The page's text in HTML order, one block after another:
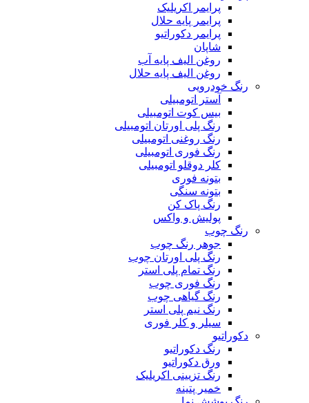
پرایمر اکریلیک
پرایمر پایه حلال
پرایمر دکوراتیو
شاپان
روغن الیف پایه آب
روغن الیف پایه حلال
رنگ خودرویی
آستر اتومبیلی
بیس کوت اتومبیلی
رنگ پلی اورتان اتومبیلی
رنگ روغنی اتومبیلی
رنگ فوری اتومبیلی
کلر دوقلو اتومبیلی
بتونه فوری
بتونه سنگی
رنگ پاک کن
پولیش و واکس
رنگ چوب
جوهر رنگ چوب
رنگ پلی اورتان چوب
رنگ تمام پلی استر
رنگ فوری چوب
رنگ گیاهی چوب
رنگ نیم پلی استر
سیلر و کلر فوری
دکوراتیو
رنگ دکوراتیو
ورق دکوراتیو
رنگ تزیینی اکریلیک
خمیر پتینه